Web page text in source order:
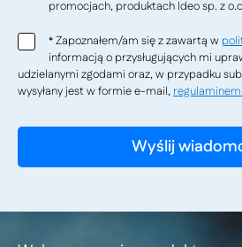
promocjach, produktach Ideo sp. z
*Zapoznałem/am się z zawartą w
informacją o przysługujących mi
udzielanymi zgodami oraz, w przypadku
wysyłany jest w formie e-mail,